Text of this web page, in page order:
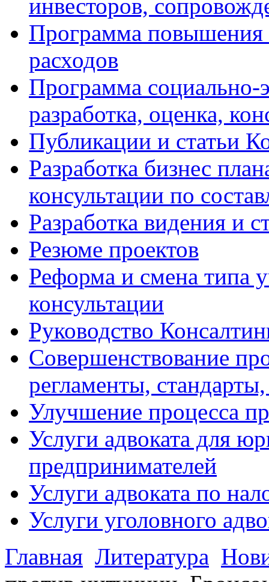
инвесторов,
Программа
расходов
Программа социально-
разработка, оценка,
Публикации и статьи
Разработка бизнес
консультации по
Разработка видения и
Резюме проектов
Реформа и смена типа
консультации
Руководство
Совершенствование
регламенты,
Улучшение процесса
Услуги адвоката для
предпринимателей
Услуги адвоката по
Услуги уголовного
Главная Литература